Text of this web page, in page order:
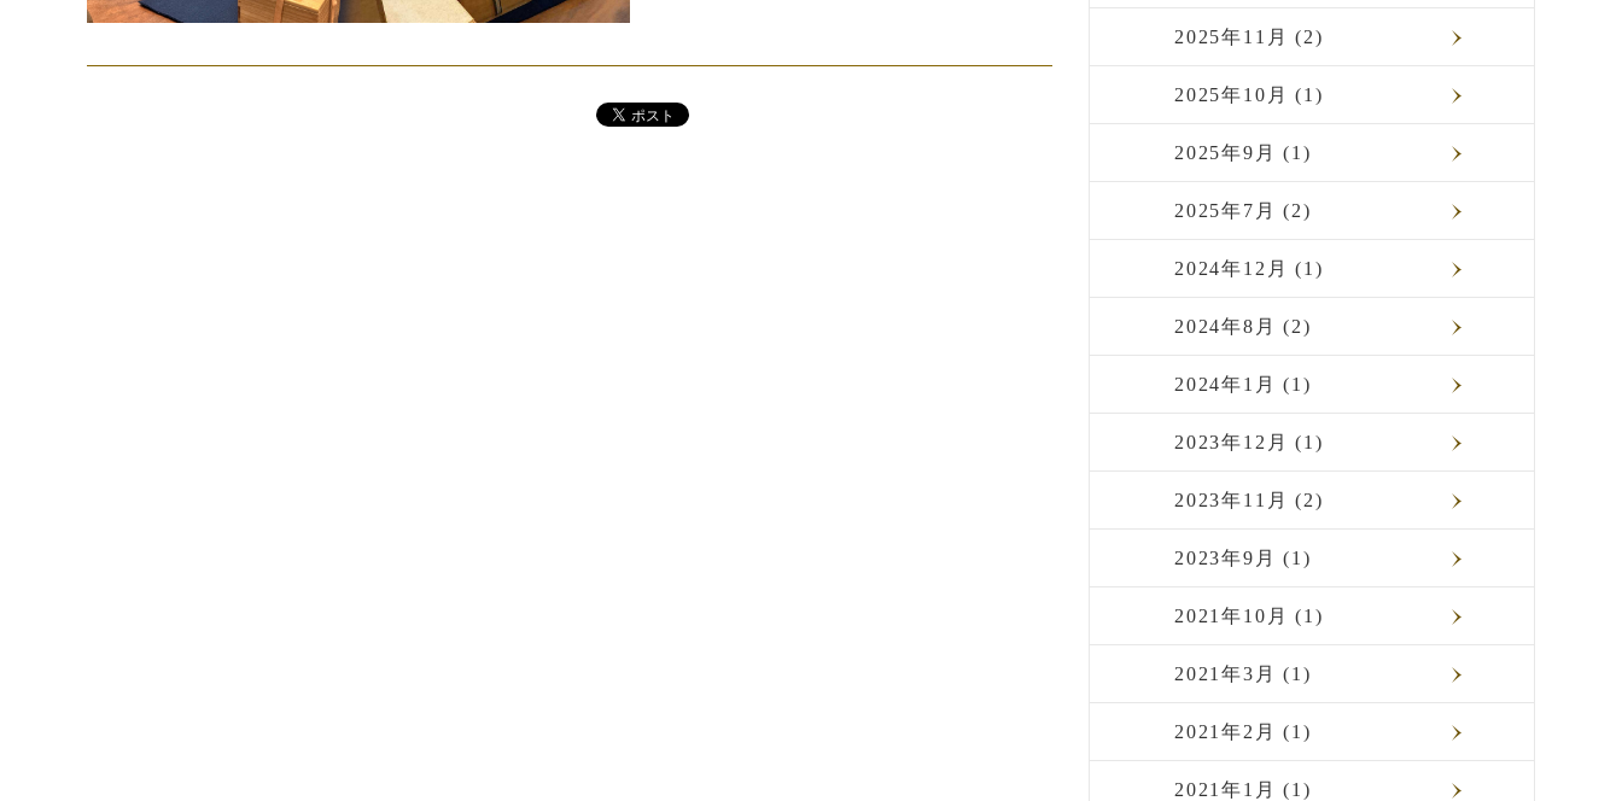
2025年11月 (2)
2025年10月 (1)
2025年9月 (1)
2025年7月 (2)
2024年12月 (1)
2024年8月 (2)
2024年1月 (1)
2023年12月 (1)
2023年11月 (2)
2023年9月 (1)
2021年10月 (1)
2021年3月 (1)
2021年2月 (1)
2021年1月 (1)